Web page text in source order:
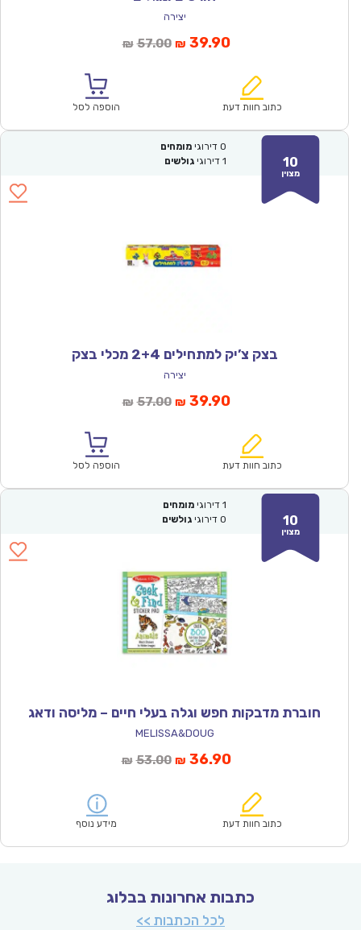
יצירה
₪ 57.00המחיר
₪57.00.
₪ 39.90המחיר
הוא:
כתוב חוות דעת הוספה לסל
10
מצוין
0 דירוגי מומחים
1 דירוגי גולשים
בצק צ’יק למתחילים 2+4 מכלי בצק
יצירה
₪ 57.00המחיר
₪57.00.
₪ 39.90המחיר
הוא:
כתוב חוות דעת הוספה לסל
10
מצוין
1 דירוגי מומחים
0 דירוגי גולשים
חוברת מדבקות חפש וגלה בעלי חיים – מליסה ודאג
MELISSA&DOUG
₪ 53.00המחיר
₪53.00.
₪ 36.90המחיר
הוא:
כתוב חוות דעת מידע נוסף
כתבות אחרונות בבלוג
לכל הכתבות >>